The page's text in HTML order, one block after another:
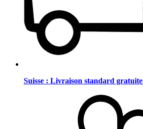
Suisse : Livraison standard gratuite